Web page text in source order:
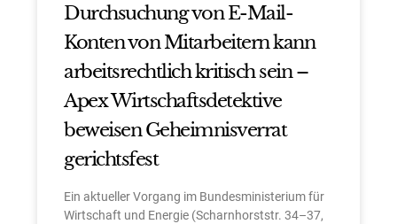
Durchsuchung von E-Mail-
Konten von Mitarbeitern kann
arbeitsrechtlich kritisch sein –
Apex Wirtschaftsdetektive
beweisen Geheimnisverrat
gerichtsfest
Ein aktueller Vorgang im Bundesministerium für
Wirtschaft und Energie (Scharnhorststr. 34–37,